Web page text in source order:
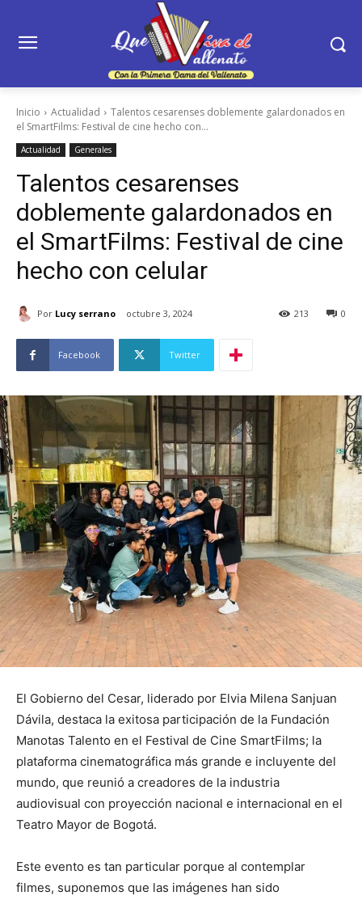
Inicio Actualidad
Talentos cesarenses doblemente galardonados en
el SmartFilms: Festival de cine hecho con...
Actualidad Generales
Talentos cesarenses
doblemente galardonados en
el SmartFilms: Festival de cine
hecho con celular
Por Lucy serrano octubre 3, 2024 0
213
Facebook Twitter
El Gobierno del Cesar, liderado por Elvia Milena Sanjuan
Dávila, destaca la exitosa participación de la Fundación
Manotas Talento en el Festival de Cine SmartFilms; la
plataforma cinematográfica más grande e incluyente del
mundo, que reunió a creadores de la industria
audiovisual con proyección nacional e internacional en el
Teatro Mayor de Bogotá.
Este evento es tan particular porque al contemplar
filmes, suponemos que las imágenes han sido